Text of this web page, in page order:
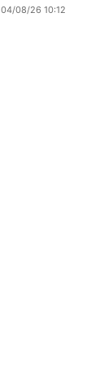
04/08/26 10:12